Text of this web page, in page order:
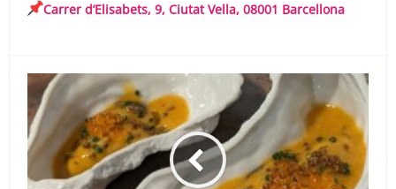
Carrer d’Elisabets, 9, Ciutat Vella, 08001 Barcellona